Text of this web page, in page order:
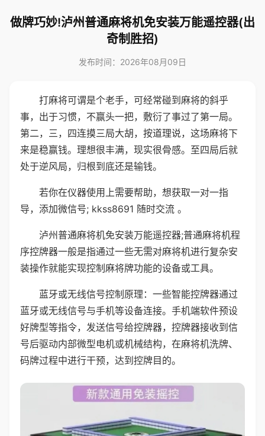
做牌巧妙!泸州普通麻将机免安装万能遥控器(出
奇制胜招)
发布时间：2026年08月09日
打麻将可谓是个老手，可经常碰到麻将的斜乎
事，出于习惯，不赢头一把，敷衍了事过了第一局。
第二，三，四连摸三局大胡，按道理说，这场麻将下
来是稳赢钱。理想很丰满，现实很骨感。至四局后就
处于逆风局，归根到底还是输钱。
若你在仪器使用上需要帮助，想获取一对一指
导，添加微信号; kkss8691 随时交流 。
泸州普通麻将机免安装万能遥控器;普通麻将机程
序控牌器一般是指通过一些无需对麻将机进行复杂安
装操作就能实现控制麻将牌功能的设备或工具。
蓝牙或无线信号控制原理：一些智能控牌器通过
蓝牙或无线信号与手机等设备连接。手机端软件预设
好牌型等指令，发送信号给控牌器，控牌器接收到信
号后驱动内部微型电机或机械结构，在麻将机洗牌、
码牌过程中进行干预，达到控牌目的。